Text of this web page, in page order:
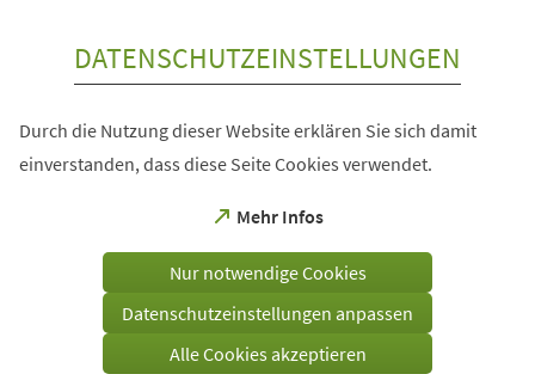
DATENSCHUTZEINSTELLUNGEN
Durch die Nutzung dieser Website erklären Sie sich damit
einverstanden, dass diese Seite Cookies verwendet.
Mehr Infos
(Öffnet
einem
Tab)
Nur notwendige Cookies
Datenschutzeinstellungen anpassen
Alle Cookies akzeptieren